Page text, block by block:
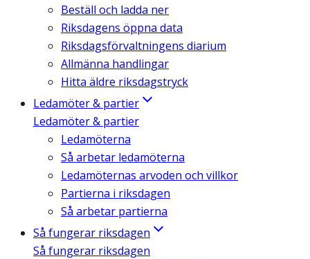
Beställ och ladda ner
Riksdagens öppna data
Riksdagsförvaltningens diarium
Allmänna handlingar
Hitta äldre riksdagstryck
Ledamöter & partier
Ledamöter & partier
Ledamöterna
Så arbetar ledamöterna
Ledamöternas arvoden och villkor
Partierna i riksdagen
Så arbetar partierna
Så fungerar riksdagen
Så fungerar riksdagen